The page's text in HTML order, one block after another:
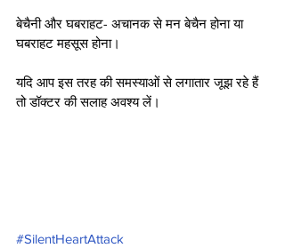
बेचैनी और घबराहट- अचानक से मन बेचैन होना या
घबराहट महसूस होना।
यदि आप इस तरह की समस्याओं से लगातार जूझ रहे हैं
तो डॉक्टर की सलाह अवश्य लें।
#SilentHeartAttack